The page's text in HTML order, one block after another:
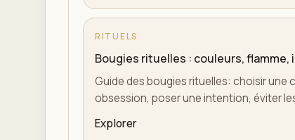
RITUELS
Bougies rituelles : couleurs,
Guide des bougies rituelles: choisir une
obsession, poser une intention, éviter
Explorer